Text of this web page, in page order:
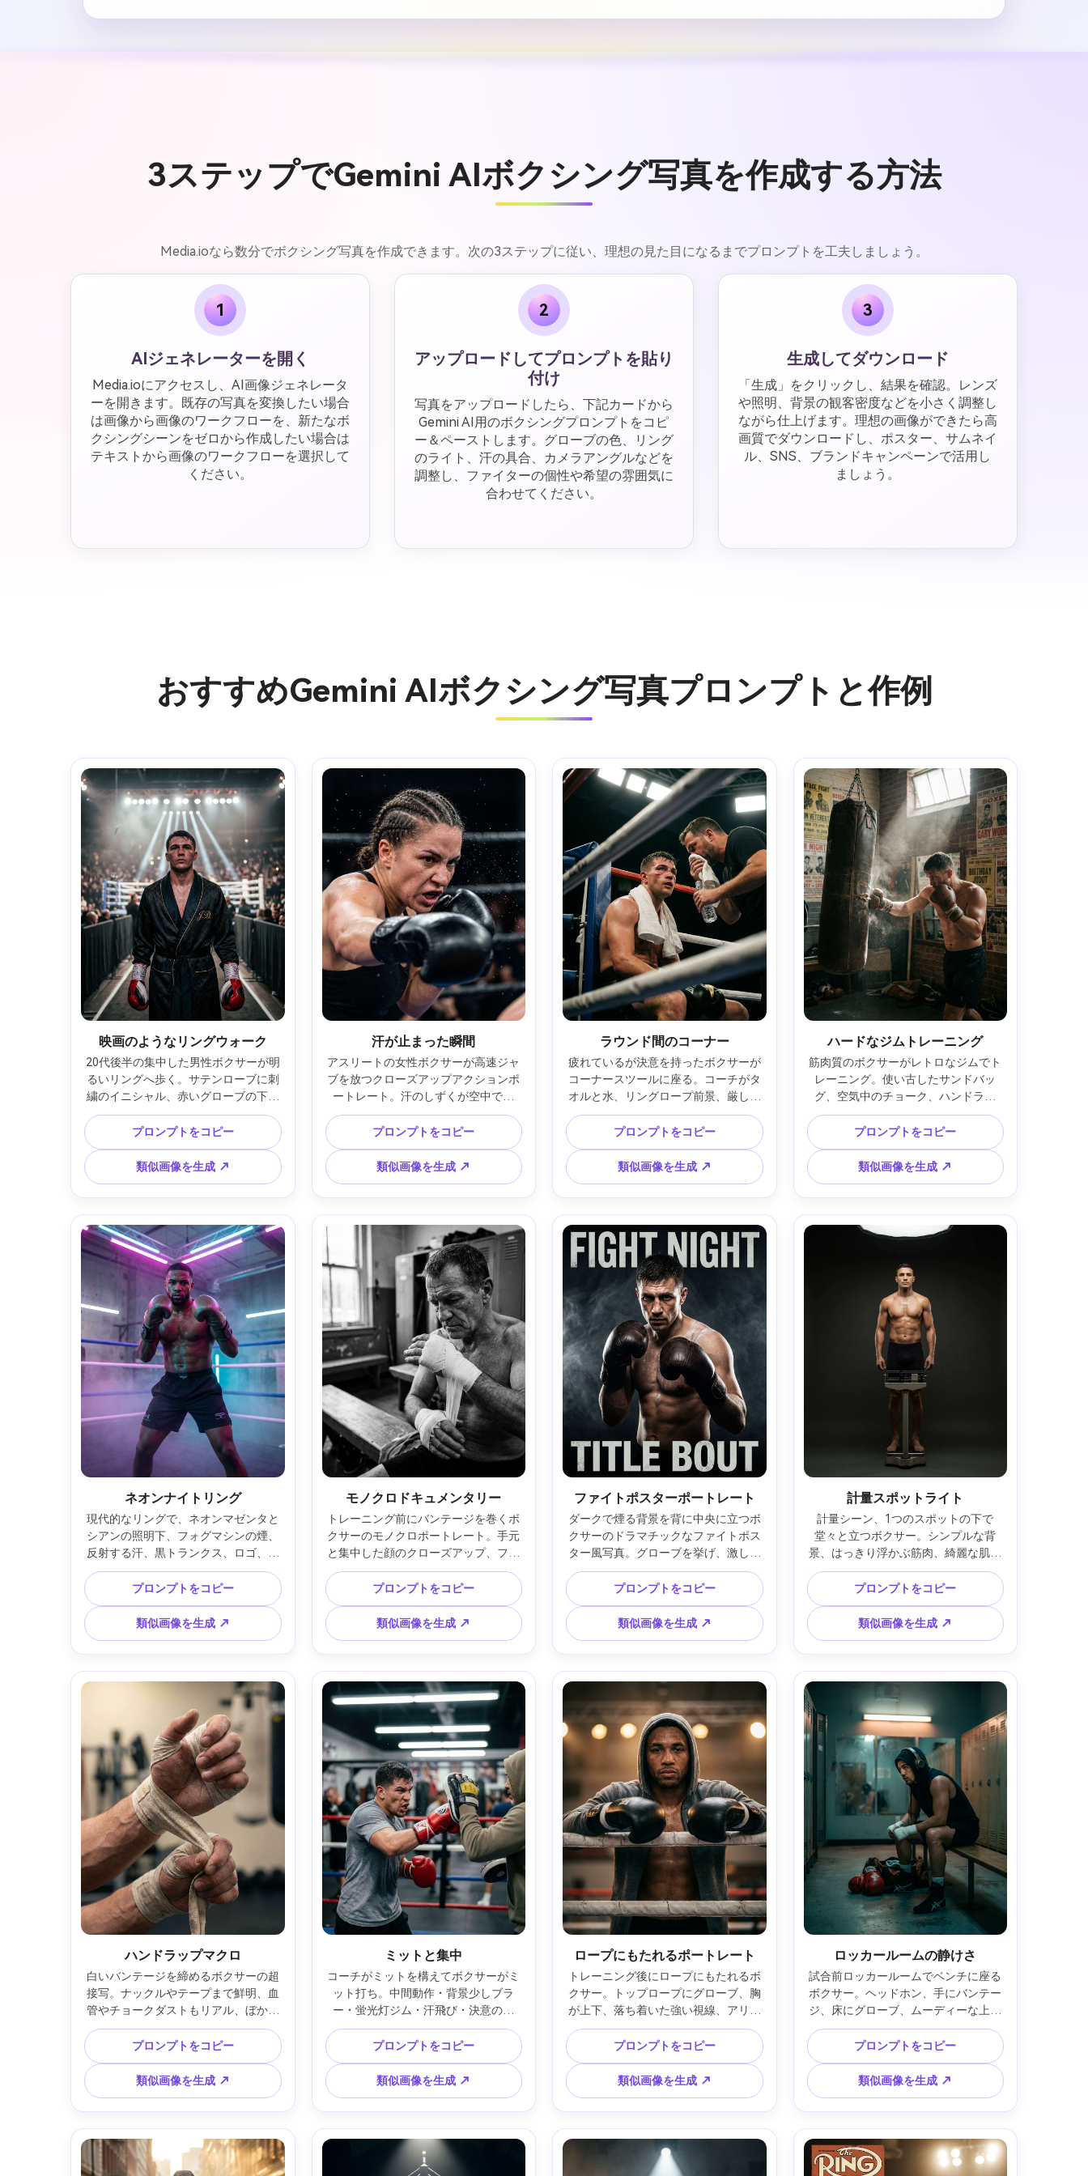
3ステップでGemini AIボクシング写真を作成する方法
Media.ioなら数分でボクシング写真を作成できます。次の3ステップに従い、理想の見た目になるまでプロンプトを工夫しましょう。
1
AIジェネレーターを開く
Media.ioにアクセスし、AI画像ジェネレータ
ーを開きます。既存の写真を変換したい場合
は画像から画像のワークフローを、新たなボ
クシングシーンをゼロから作成したい場合は
テキストから画像のワークフローを選択して
ください。
2
アップロードしてプロンプトを貼り
付け
写真をアップロードしたら、下記カードから
Gemini AI用のボクシングプロンプトをコピ
ー＆ペーストします。グローブの色、リング
のライト、汗の具合、カメラアングルなどを
調整し、ファイターの個性や希望の雰囲気に
合わせてください。
3
生成してダウンロード
「生成」をクリックし、結果を確認。レンズ
や照明、背景の観客密度などを小さく調整し
ながら仕上げます。理想の画像ができたら高
画質でダウンロードし、ポスター、サムネイ
ル、SNS、ブランドキャンペーンで活用し
ましょう。
おすすめGemini AIボクシング写真プロンプトと作例
映画のようなリングウォーク
20代後半の集中した男性ボクサーが明
るいリングへ歩く。サテンローブに刺
繍のイニシャル、赤いグローブの下に
テープ、会場の霞とスポットライト光
線、群衆は柔らかいボケ、ローアング
ルのヒーローフレーム。Sony A7IV・
35mmレンズ・f/1.8・ドラマチックコ
ントラスト・リアルな肌感・映画的カ
ラーグレーディング・超高精細スポー
ツ撮影 --ar 4:5
プロンプトをコピー
類似画像を生成 ↗
汗が止まった瞬間
アスリートの女性ボクサーが高速ジャ
ブを放つクローズアップアクションポ
ートレート。汗のしずくが空中で静
止、黒いグローブ、タイトな三つ編
み、強い眼差し、リムライトの暗いリ
ング背景、Canon R5・85mmレンズ・
f/1.4・高速シャッター感・顔とグロー
ブにシャープフォーカス・写実的な毛
穴・エディトリアルスポーツ照明 --ar
4:5
プロンプトをコピー
類似画像を生成 ↗
ラウンド間のコーナー
疲れているが決意を持ったボクサーが
コーナースツールに座る。コーチがタ
オルと水、リングロープ前景、厳しい
リングライト、目立たぬあざだが血無
し、汗ばむ生え際、ドキュメンタリー
的リアリズム、Nikon Z9・50mm・自
然な粒子・深い影・感情的なスポーツ
ストーリー --ar 4:5
プロンプトをコピー
類似画像を生成 ↗
ハードなジムトレーニング
筋肉質のボクサーがレトロなジムでト
レーニング。使い古したサンドバッ
グ、空気中のチョーク、ハンドラッ
プ、レンガ壁のヴィンテージポスタ
ー、1つの窓から光。Fujifilm GFX
100・63mm・ムーディーな色調・全
身撮影・リアルな質感・映画的リアリ
ズム --ar 4:5
プロンプトをコピー
類似画像を生成 ↗
ネオンナイトリング
現代的なリングで、ネオンマゼンタと
シアンの照明下、フォグマシンの煙、
反射する汗、黒トランクス、ロゴ、グ
ローブを挙げた自信あるポーズ。Sony
A1・24-70mm(50mm)・f/2.0・鋭いエ
ディトリアル・鮮やかなネオンカラ
ー・リアルなスポーツポートレート --
ar 4:5
プロンプトをコピー
類似画像を生成 ↗
モノクロドキュメンタリー
トレーニング前にバンテージを巻くボ
クサーのモノクロポートレート。手元
と集中した顔のクローズアップ、フィ
ルムグレイン、ハイコントラスト、控
えめにぼやけたロッカールーム背景、
Leica M11風・35mm・自然光・タイム
レスなムード・写実ディテール --ar
4:5
プロンプトをコピー
類似画像を生成 ↗
ファイトポスターポートレート
ダークで煙る背景を背に中央に立つボ
クサーのドラマチックなファイトポス
ター風写真。グローブを挙げ、激しい
視線、肩に汗とチョーク、サイドとリ
ムにハードライティング、Canon
R6・85mm・f/2.0・くっきり・ハイコ
ントラスト・文字用スペース・写実エ
ディトリアル品質 --ar 4:5
プロンプトをコピー
類似画像を生成 ↗
計量スポットライト
計量シーン、1つのスポットの下で
堂々と立つボクサー。シンプルな背
景、はっきり浮かぶ筋肉、綺麗な肌テ
クスチャ、さりげない光沢、
Hasselblad X2D・80mm・スタジオ的
ライティング・全身カット・ハイエン
ドスポーツリアリズム --ar 4:5
プロンプトをコピー
類似画像を生成 ↗
ハンドラップマクロ
白いバンテージを締めるボクサーの超
接写。ナックルやテープまで鮮明、血
管やチョークダストもリアル、ぼかし
たジム背景、Nikon Z8・105mmマク
ロ・f/3.2・柔らかい指向性光・リアル
な毛穴・触感ディテール --ar 4:5
プロンプトをコピー
類似画像を生成 ↗
ミットと集中
コーチがミットを構えてボクサーがミ
ット打ち。中間動作・背景少しブラ
ー・蛍光灯ジム・汗飛び・決意の表
情。Sony A9 III・50mm・f/1.8・ダイ
ナミック構図・写実的アクション --ar
4:5
プロンプトをコピー
類似画像を生成 ↗
ロープにもたれるポートレート
トレーニング後にロープにもたれるボ
クサー。トップロープにグローブ、胸
が上下、落ち着いた強い視線、アリー
ナライトの丸いボケ。Canon R5・70-
200mm(135mm)・f/2.8・浅い被写界
深度・映画的暖色ハイライト・リアル
ポートレート --ar 4:5
プロンプトをコピー
類似画像を生成 ↗
ロッカールームの静けさ
試合前ロッカールームでベンチに座る
ボクサー。ヘッドホン、手にバンテー
ジ、床にグローブ、ムーディーな上部
ライト、ぼかしたミラー＆ロッカー、
Sony A7R V・35mm・f/1.8・映画的テ
ィール＆オレンジ調・リアルディテー
ル --ar 4:5
プロンプトをコピー
類似画像を生成 ↗